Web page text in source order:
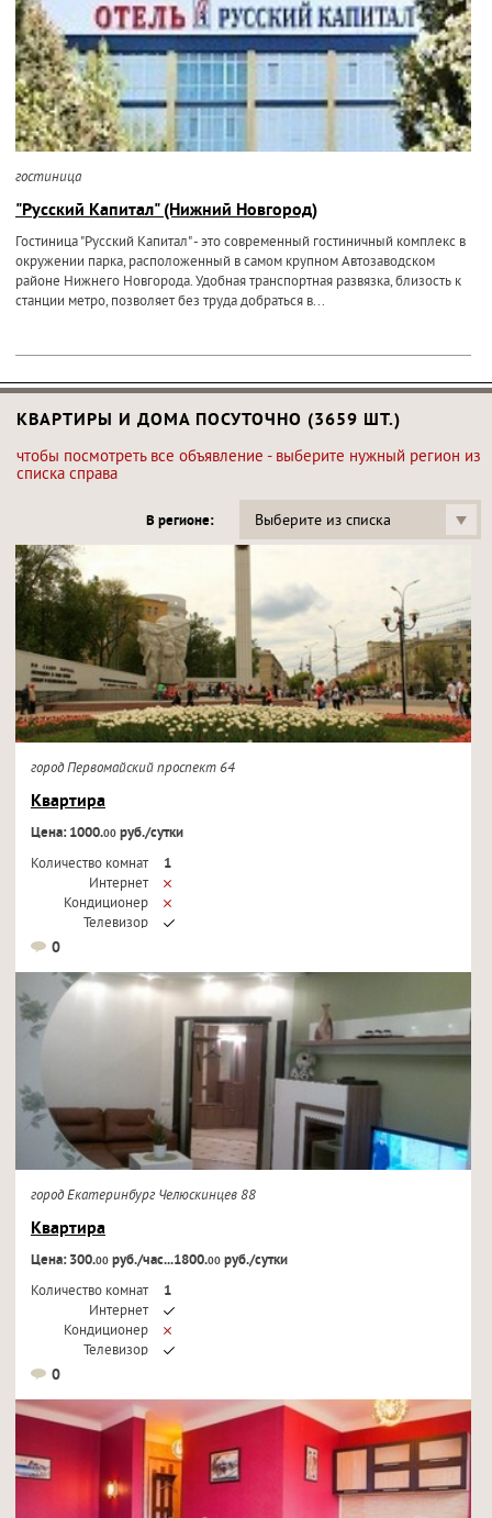
гостиница
"Русский Капитал" (Нижний Новгород)
Гостиница "Русский Капитал" - это современный гостиничный комплекс в
окружении парка, расположенный в самом крупном Автозаводском
районе Нижнего Новгорода. Удобная транспортная развязка, близость к
станции метро, позволяет без труда добраться в...
КВАРТИРЫ И ДОМА ПОСУТОЧНО (3659 ШТ.)
чтобы посмотреть все объявление - выберите нужный регион из
списка справа
В регионе: Выберите из списка
город Первомайский проспект 64
Квартира
Цена: 1000.00руб./сутки
Количество комнат
1
Интернет
Кондиционер
Телевизор
0
город Екатеринбург Челюскинцев 88
Квартира
Цена: 300.00руб./час...1800.00руб./сутки
Количество комнат
1
Интернет
Кондиционер
Телевизор
0